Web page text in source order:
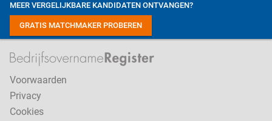
MEER VERGELIJKBARE KANDIDATEN ONTVANGEN?
GRATIS MATCHMAKER PROBEREN
Voorwaarden
Privacy
Cookies